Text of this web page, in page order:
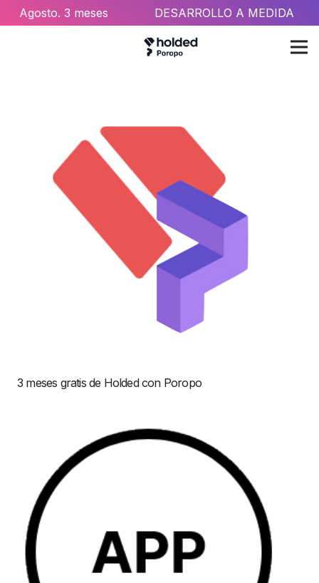
Agosto. 3 meses
gratis
DESARROLLO A MEDIDA
con Holded
3 meses gratis de Holded con Poropo